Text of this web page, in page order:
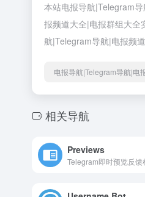
本站电报导航|Telegram
报频道大全|电报群组大全
航|Telegram导航|电报频
电报导航|Telegram导航|电
相关导航
Previews
Telegram即时预览反馈